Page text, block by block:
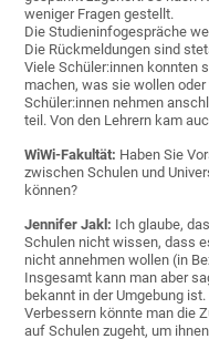
weniger Fragen gestellt.
Die Studieninfogespräche
Die Rückmeldungen sind
Viele Schüler:innen konnten
machen, was sie wollen
Schüler:innen nehmen
teil. Von den Lehrern kam
WiWi-Fakultät: Haben Sie
zwischen Schulen und
können?
Jennifer Jakl: Ich glaube,
Schulen nicht wissen, dass
nicht annehmen wollen (in
Insgesamt kann man aber
bekannt in der Umgebung ist.
Verbessern könnte man die
auf Schulen zugeht, um